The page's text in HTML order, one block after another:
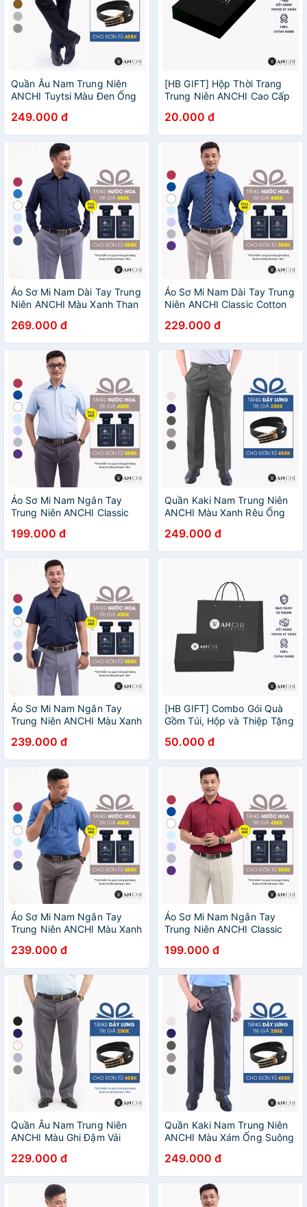
Quần Âu Nam Trung Niên
ANCHI Tuytsi Màu Đen Ống
Lịch Sự
249.000 đ
[HB GIFT] Hộp Thời Trang
Trung Niên ANCHI Cao Cấp
20.000 đ
Áo Sơ Mi Nam Dài Tay Trung
Niên ANCHI Màu Xanh Than
269.000 đ
Áo Sơ Mi Nam Dài Tay Trung
Niên ANCHI Classic Cotton
Cấp
229.000 đ
Áo Sơ Mi Nam Ngắn Tay
Trung Niên ANCHI Classic
Cao Cấp
199.000 đ
Quần Kaki Nam Trung Niên
ANCHI Màu Xanh Rêu Ống
249.000 đ
Áo Sơ Mi Nam Ngắn Tay
Trung Niên ANCHI Màu Xanh
Cấp
239.000 đ
[HB GIFT] Combo Gói Quà
Gồm Túi, Hộp và Thiệp Tặng
Niên ANCHI
50.000 đ
Áo Sơ Mi Nam Ngắn Tay
Trung Niên ANCHI Màu Xanh
Cấp
239.000 đ
Áo Sơ Mi Nam Ngắn Tay
Trung Niên ANCHI Classic
Cấp
199.000 đ
Quần Âu Nam Trung Niên
ANCHI Màu Ghi Đậm Vải
Sở Cao Cấp
229.000 đ
Quần Kaki Nam Trung Niên
ANCHI Màu Xám Ống Suông
249.000 đ